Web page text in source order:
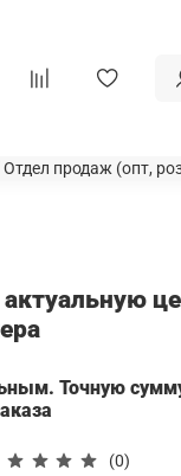
Отдел продаж (опт,
Точную
(0)